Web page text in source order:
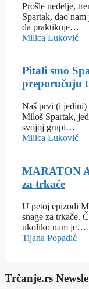
Prošle nedelje,
Spartak, dao
da praktikuje…
Milica Luković
Pitali smo
preporučuju
Naš prvi (i jedini)
Miloš Spartak,
svojoj grupi…
Milica Luković
MARATON
za trkače
U petoj epizodi
snage za trkače.
ukoliko nam je…
Tijana Popadić
Trčanje.rs